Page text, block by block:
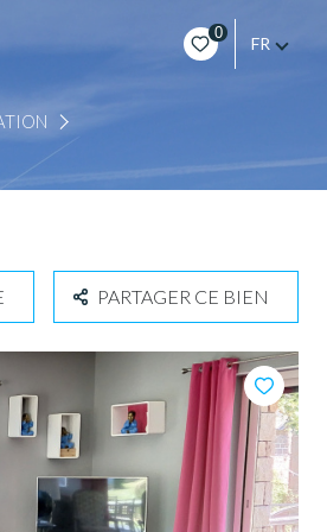
0
FR
SUR RENDEZ-VOUS
PARTAGER CE BIEN